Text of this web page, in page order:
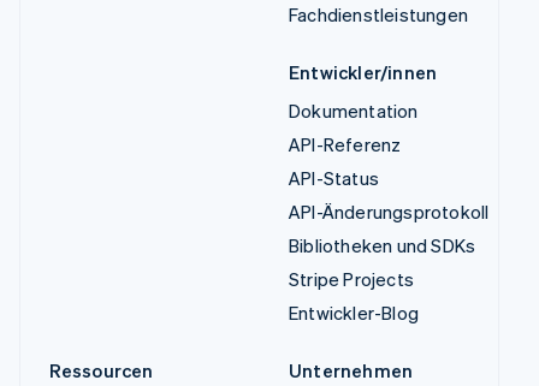
Fachdienstleistungen
Entwickler/innen
Dokumentation
API-Referenz
API-Status
API-Änderungsprotokoll
Bibliotheken und SDKs
Stripe Projects
Entwickler-Blog
Ressourcen
Unternehmen